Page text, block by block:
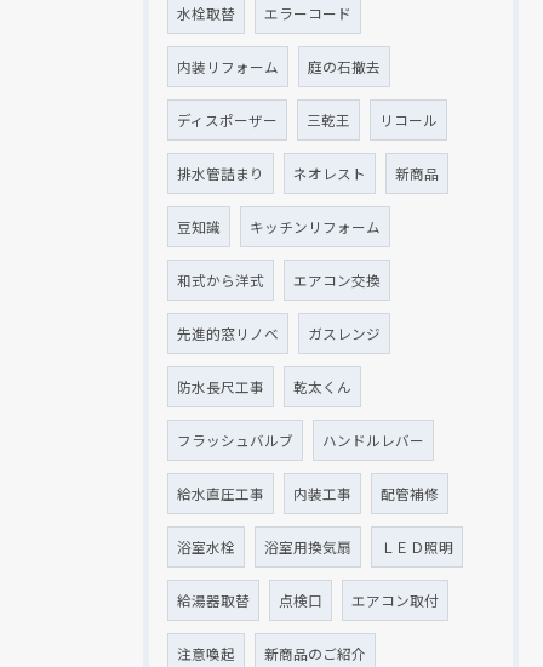
水栓取替 エラーコード
内装リフォーム 庭の石撤去
ディスポーザー 三乾王 リコール
排水管詰まり ネオレスト 新商品
豆知識 キッチンリフォーム
和式から洋式 エアコン交換
先進的窓リノベ ガスレンジ
防水長尺工事 乾太くん
フラッシュバルブ ハンドルレバー
給水直圧工事 内装工事 配管補修
浴室水栓 浴室用換気扇 ＬＥＤ照明
給湯器取替 点検口 エアコン取付
注意喚起 新商品のご紹介